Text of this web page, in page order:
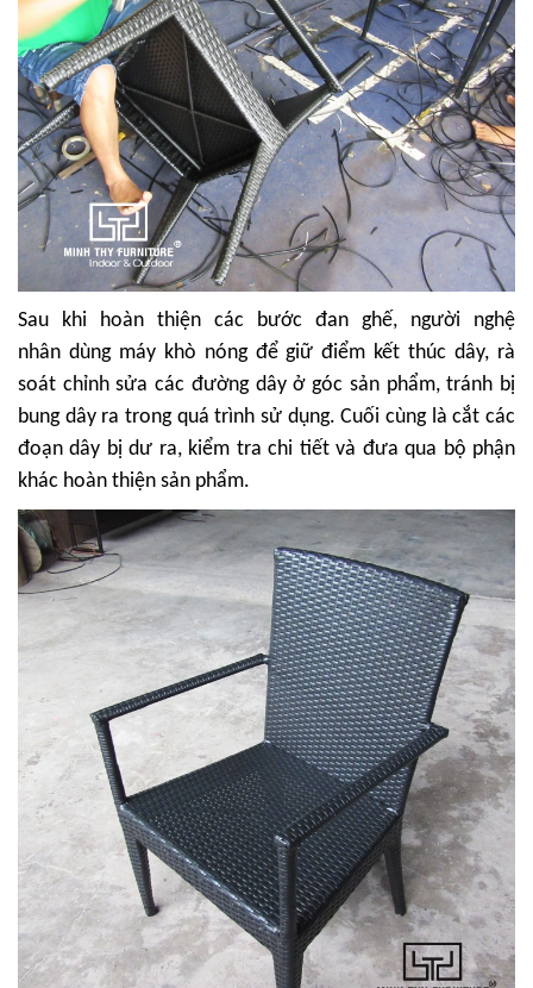
Sau khi hoàn thiện các bước đan ghế, người nghệ
nhân dùng máy khò nóng để giữ điểm kết thúc dây, rà
soát chỉnh sửa các đường dây ở góc sản phẩm, tránh bị
bung dây ra trong quá trình sử dụng. Cuối cùng là cắt các
đoạn dây bị dư ra, kiểm tra chi tiết và đưa qua bộ phận
khác hoàn thiện sản phẩm.